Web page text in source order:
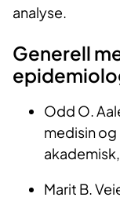
analyse.
Generell
Odd O.
medisin
Marit B.